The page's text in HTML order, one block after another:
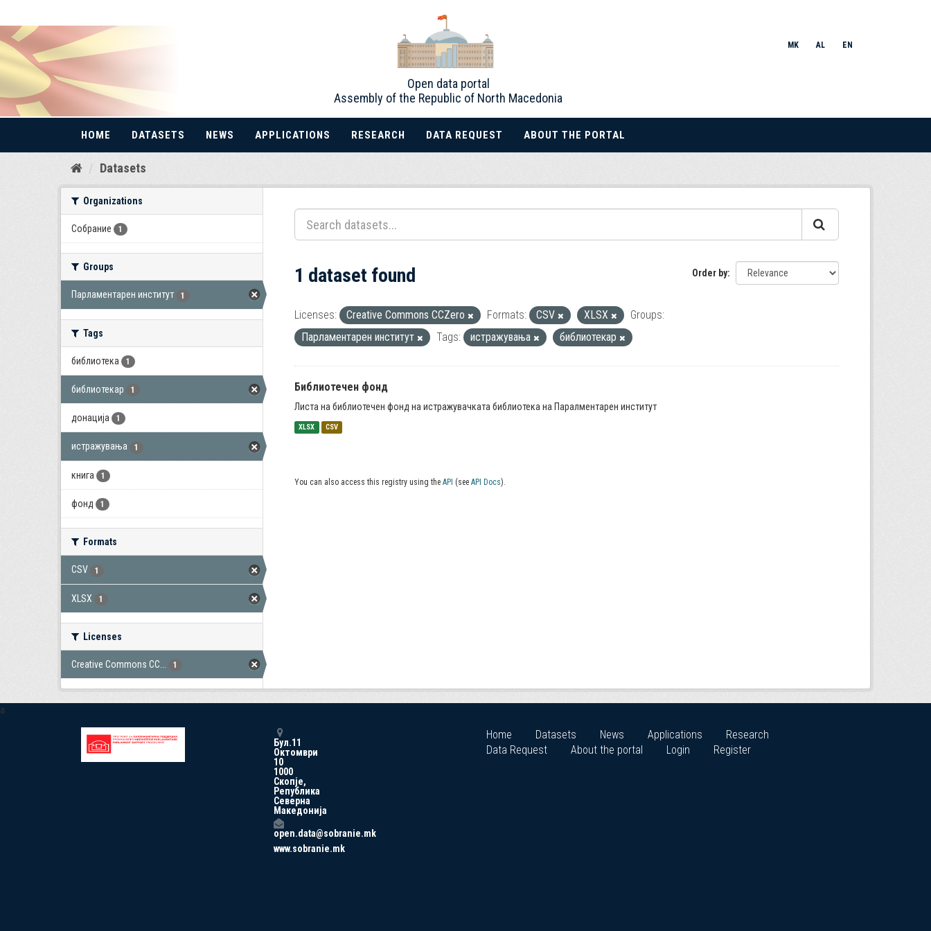
Skip
Open data portal
Assembly of the Republic of North Macedonia
MK AL EN
HOME DATASETS NEWS APPLICATIONS RESEARCH DATA REQUEST ABOUT THE PORTAL
Datasets
Organizations
Собрание 1
Groups
Парламентарен институт 1
Tags
библиотека 1
библиотекар 1
донација 1
истражувања 1
книга 1
фонд 1
Formats
CSV 1
XLSX 1
Licenses
Creative Commons CC... 1
Order by
1 dataset found
Licenses: Creative Commons CCZero Formats: CSV XLSX
Groups:
Парламентарен институт
Tags: истражувања библиотекар
Библиотечен фонд
Листа на библиотечен фонд на истражувачката библиотека на Паралментарен институт
XLSX CSV
You can also access this registry using the API (see API Docs).
a
Бул.11
Октомври
10
1000
Скопје,
Република
Северна
Македонија
open.data@sobranie.mk
www.sobranie.mk
Home Datasets News Applications
Research
Data Request
About the portal Login Register